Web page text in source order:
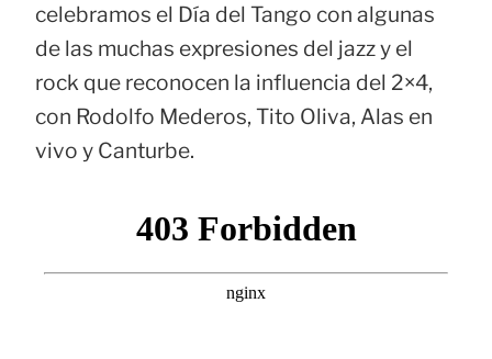
celebramos el Día del Tango con algunas
de las muchas expresiones del jazz y el
rock que reconocen la influencia del 2×4,
con Rodolfo Mederos, Tito Oliva, Alas en
vivo y Canturbe.